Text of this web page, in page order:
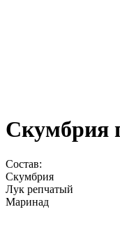
Скумбрия
Состав:
Скумбрия
Лук репчатый
Маринад